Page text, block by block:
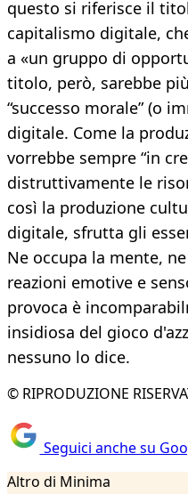
questo si riferisce il
capitalismo digitale,
a «un gruppo di
titolo, però, sarebbe
“successo morale” (o
digitale. Come la
vorrebbe sempre “in
distruttivamente le
così la produzione
digitale, sfrutta gli
Ne occupa la mente,
reazioni emotive e
provoca è
insidiosa del gioco
nessuno lo dice.
© RIPRODUZIONE
Seguici anche su
Altro di Minima